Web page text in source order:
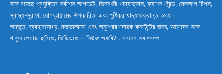
সঙ্গে রয়েছে প্রযুক্তির সর্বশেষ আপডেট, ভিন্নধর্মী খাদ্যাভ্যাস, ফ্যাশন ট্রেন্ড, মেকআপ টিপস,
স্বাস্থ্য-সুরক্ষা, যোগব্যায়ামের উপকারিতা এবং পুষ্টিকর খাদ্যসংক্রান্ত তথ্য।
অদ্ভুত, ব্যবহারযোগ্য, মনভোলানো এবং অনুপ্রেরণাদায়ক কনটেন্টের জন্য, আমাদের সঙ্গে
থাকুন লেখায়, ছবিতে, ভিডিওতে— নিউজ অফবিট : খবরের স্বাদবদল